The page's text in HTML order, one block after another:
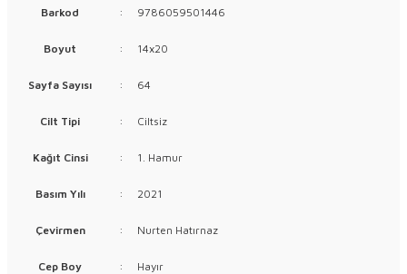
Barkod : 9786059501446
Boyut : 14x20
Sayfa Sayısı : 64
Cilt Tipi : Ciltsiz
Kağıt Cinsi : 1. Hamur
Basım Yılı : 2021
Çevirmen : Nurten Hatırnaz
Cep Boy : Hayır